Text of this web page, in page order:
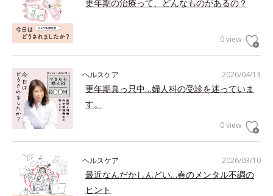
更年期の治療って、どんなものがあるの？
0 view
2026/04/13
ヘルスケア
更年期真っ只中…婦人科の受診を迷っていま
す。
0 view
2026/03/10
ヘルスケア
最近なんだかしんどい…春のメンタル不調の
ヒント